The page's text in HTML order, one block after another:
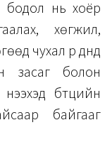
бодол нь хоёр
хөгжил,
чухал үр дүнд
засаг болон
бүтцийн
байгааг